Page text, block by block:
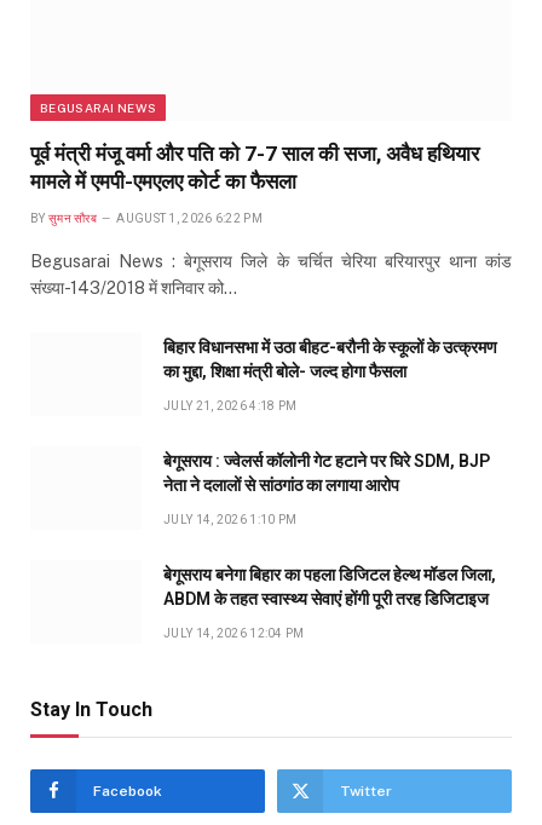
BEGUSARAI NEWS
पूर्व मंत्री मंजू वर्मा और पति को 7-7 साल की सजा, अवैध हथियार
मामले में एमपी-एमएलए कोर्ट का फैसला
BY सुमन सौरब AUGUST 1, 2026 6:22 PM
Begusarai News : बेगूसराय जिले के चर्चित चेरिया बरियारपुर थाना कांड
संख्या-143/2018 में शनिवार को…
बिहार विधानसभा में उठा बीहट-बरौनी के स्कूलों के उत्क्रमण
का मुद्दा, शिक्षा मंत्री बोले- जल्द होगा फैसला
JULY 21, 2026 4:18 PM
बेगूसराय : ज्वेलर्स कॉलोनी गेट हटाने पर घिरे SDM, BJP
नेता ने दलालों से सांठगांठ का लगाया आरोप
JULY 14, 2026 1:10 PM
बेगूसराय बनेगा बिहार का पहला डिजिटल हेल्थ मॉडल जिला,
ABDM के तहत स्वास्थ्य सेवाएं होंगी पूरी तरह डिजिटाइज
JULY 14, 2026 12:04 PM
Stay In Touch
Facebook Twitter